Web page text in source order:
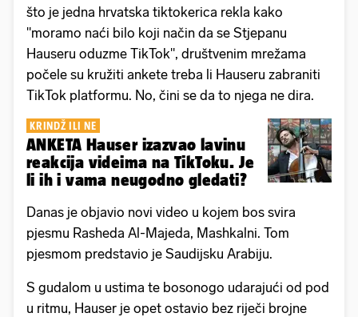
što je jedna hrvatska tiktokerica rekla kako
"moramo naći bilo koji način da se Stjepanu
Hauseru oduzme TikTok", društvenim mrežama
počele su kružiti ankete treba li Hauseru zabraniti
TikTok platformu. No, čini se da to njega ne dira.
KRINDŽ ILI NE
ANKETA Hauser izazvao lavinu
reakcija videima na TikToku. Je
li ih i vama neugodno gledati?
Danas je objavio novi video u kojem bos svira
pjesmu Rasheda Al-Majeda, Mashkalni. Tom
pjesmom predstavio je Saudijsku Arabiju.
S gudalom u ustima te bosonogo udarajući od pod
u ritmu, Hauser je opet ostavio bez riječi brojne